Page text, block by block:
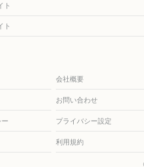
ト
ト
会社概要
お問い合わせ
プライバシー設定
利用規約